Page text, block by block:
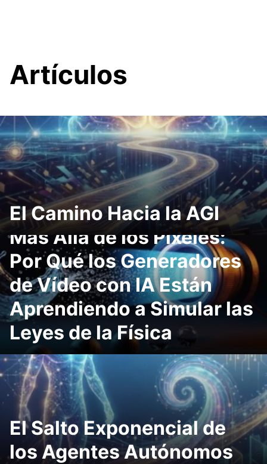
Artículos
El Camino Hacia la AGI
Más Allá de los Pixeles:
Por Qué los Generadores
de Vídeo con IA Están
Aprendiendo a Simular las
Leyes de la Física
El Salto Exponencial de
los Agentes Autónomos